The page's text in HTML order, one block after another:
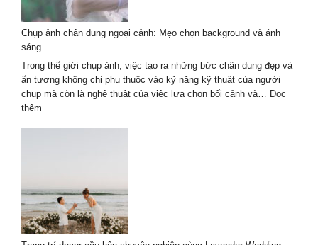
cảnh
2026
–
nhiên
nghệ
thuật
Chụp ảnh chân dung ngoại cảnh: Mẹo chọn background và ánh
sáng
Trong thế giới chụp ảnh, việc tạo ra những bức chân dung đẹp và
ấn tượng không chỉ phụ thuộc vào kỹ năng kỹ thuật của người
chụp mà còn là nghệ thuật của việc lựa chọn bối cảnh và… Đọc
thêm
cảnh:
Mẹo
chọn
background